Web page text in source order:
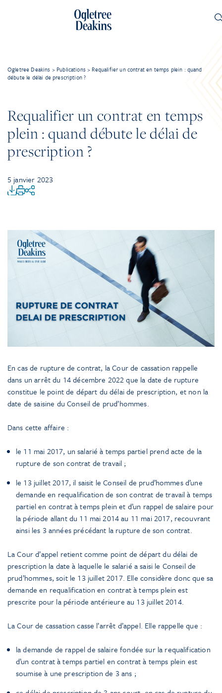
Ogletree Deakins > Publications > Requalifier un contrat en temps plein : quand
débute le délai de prescription ?
Requalifier un contrat en temps
plein : quand débute le délai de
prescription ?
5 janvier 2023
En cas de rupture de contrat, la Cour de cassation rappelle
dans un arrêt du 14 décembre 2022 que la date de rupture
constitue le point de départ du délai de prescription, et non la
date de saisine du Conseil de prud’hommes.
Dans cette affaire :
le 11 mai 2017, un salarié à temps partiel prend acte de la
rupture de son contrat de travail ;
le 13 juillet 2017, il saisit le Conseil de prud’hommes d’une
demande en requalification de son contrat de travail à temps
partiel en contrat à temps plein et d’un rappel de salaire pour
la période allant du 11 mai 2014 au 11 mai 2017, recouvrant
ainsi les 3 années précédant la rupture de son contrat.
La Cour d’appel retient comme point de départ du délai de
prescription la date à laquelle le salarié a saisi le Conseil de
prud’hommes, soit le 13 juillet 2017. Elle considère donc que sa
demande en requalification en contrat à temps plein est
prescrite pour la période antérieure au 13 juillet 2014.
La Cour de cassation casse l’arrêt d’appel. Elle rappelle que :
la demande de rappel de salaire fondée sur la requalification
d’un contrat à temps partiel en contrat à temps plein est
soumise à une prescription de 3 ans ;